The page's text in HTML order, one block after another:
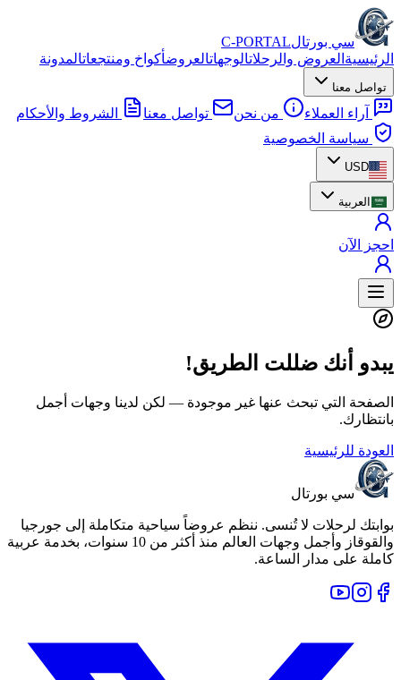
سي بورتالC-PORTAL
الرئيسية العروض والرحلاتالوجهاتالعروضأكواخ ومنتجعاتالمدونة
تواصل معنا
آراء العملاء من نحن تواصل معنا
الشروط والأحكام
سياسة الخصوصية
USD
العربية
احجز الآن
يبدو أنك ضللت الطريق!
الصفحة التي تبحث عنها غير موجودة — لكن لدينا وجهات أجمل
بانتظارك.
العودة للرئيسية
سي بورتال
بوابتك لرحلات لا تُنسى. ننظم عروضاً سياحية متكاملة إلى جورجيا
والقوقاز وأجمل وجهات العالم منذ أكثر من 10 سنوات، بخدمة عربية
كاملة على مدار الساعة.